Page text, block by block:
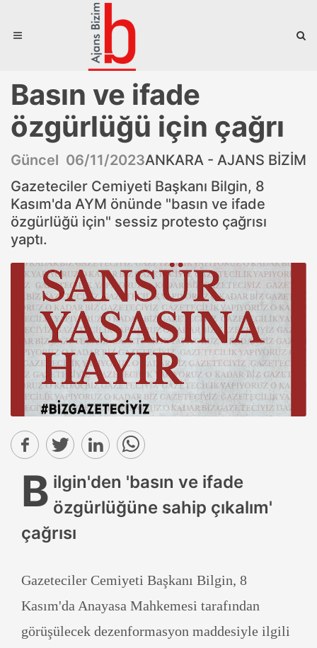
Basın ve ifade
özgürlüğü için çağrı
Güncel 06/11/2023ANKARA - AJANS BİZİM
Gazeteciler Cemiyeti Başkanı Bilgin, 8
Kasım'da AYM önünde "basın ve ifade
özgürlüğü için" sessiz protesto çağrısı
yaptı.
B ilgin'den 'basın ve ifade
özgürlüğüne sahip çıkalım'
çağrısı
Gazeteciler Cemiyeti Başkanı Bilgin, 8
Kasım'da Anayasa Mahkemesi tarafından
görüşülecek dezenformasyon maddesiyle ilgili